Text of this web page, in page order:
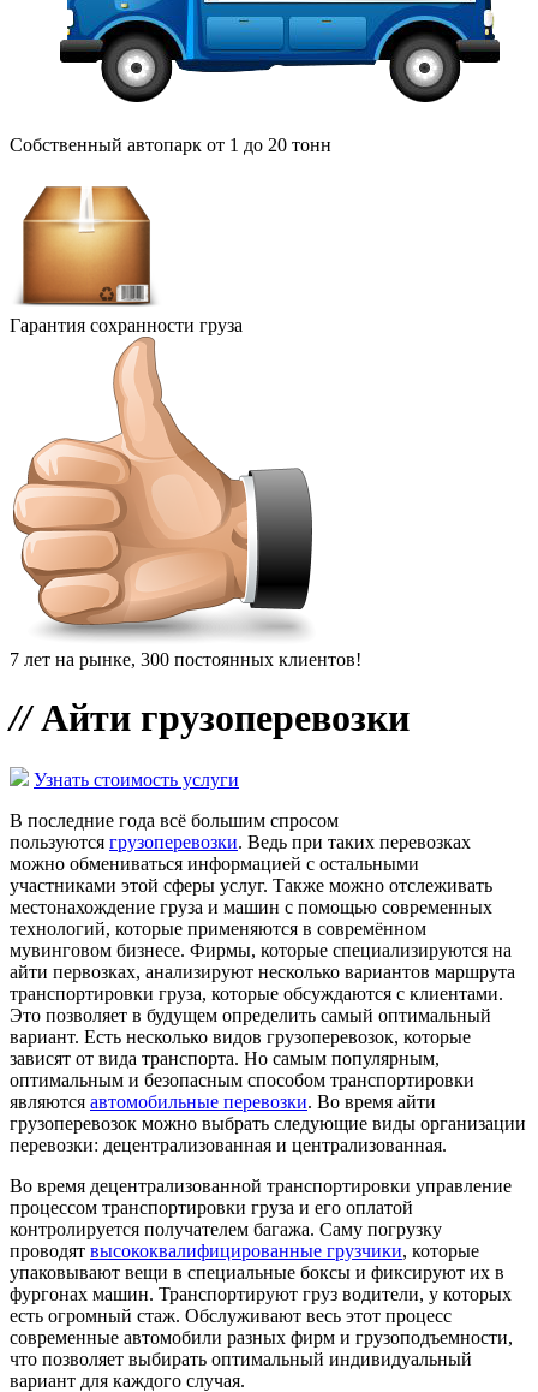
Собственный автопарк от 1 до 20 тонн
Гарантия сохранности груза
7 лет на рынке, 300 постоянных клиентов!
//Айти грузоперевозки
Узнать стоимость услуги
В последние года всё большим спросом
пользуются грузоперевозки. Ведь при таких перевозках
можно обмениваться информацией с остальными
участниками этой сферы услуг. Также можно отслеживать
местонахождение груза и машин с помощью современных
технологий, которые применяются в совремённом
мувинговом бизнесе. Фирмы, которые специализируются на
айти первозках, анализируют несколько вариантов маршрута
транспортировки груза, которые обсуждаются с клиентами.
Это позволяет в будущем определить самый оптимальный
вариант. Есть несколько видов грузоперевозок, которые
зависят от вида транспорта. Но самым популярным,
оптимальным и безопасным способом транспортировки
являются автомобильные перевозки. Во время айти
грузоперевозок можно выбрать следующие виды организации
перевозки: децентрализованная и централизованная.
Во время децентрализованной транспортировки управление
процессом транспортировки груза и его оплатой
контролируется получателем багажа. Саму погрузку
проводят высококвалифицированные грузчики, которые
упаковывают вещи в специальные боксы и фиксируют их в
фургонах машин. Транспортируют груз водители, у которых
есть огромный стаж. Обслуживают весь этот процесс
современные автомобили разных фирм и грузоподъемности,
что позволяет выбирать оптимальный индивидуальный
вариант для каждого случая.